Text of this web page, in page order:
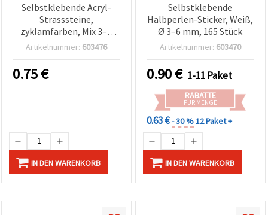
Selbstklebende Acryl-
Strasssteine,
zyklamfarben, Mix 3–6
mm – Packung mit 165
Artikelnummer: 603476
0.75€
IN DEN WARENKORB
Selbstklebende
Halbperlen-Sticker, Weiß,
Ø 3–6 mm, 165 Stück
Artikelnummer: 603470
0.90€ 1-11 Paket
RABATTE
FÜR MENGE
0.63 €- 30 %12 Paket +
IN DEN WARENKORB